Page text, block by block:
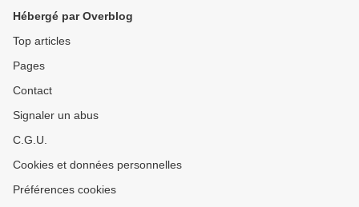
Hébergé par Overblog
Top articles
Pages
Contact
Signaler un abus
C.G.U.
Cookies et données personnelles
Préférences cookies